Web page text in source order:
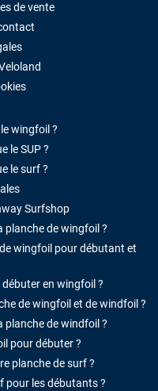
de vente
wingfoil ?
le SUP ?
le surf ?
Surfshop
planche de wingfoil ?
wingfoil pour débutant et
en wingfoil ?
de wingfoil et de windfoil ?
planche de windfoil ?
pour débuter ?
planche de surf ?
pour les débutants ?